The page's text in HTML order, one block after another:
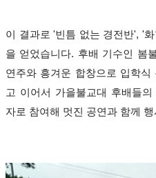
이 결과로 '빈틈 없는 경전반', '
을 얻었습니다. 후배 기수인 봄
연주와 흥겨운 합창으로 입학
고 이어서 가을불교대 후배들
자로 참여해 멋진 공연과 함께